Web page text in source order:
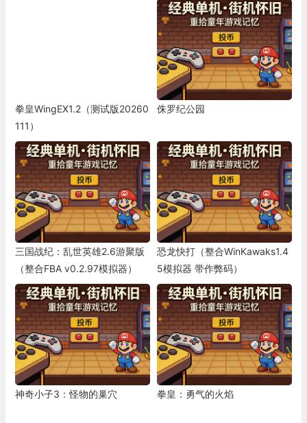
拳皇WingEX1.2（测试版20260
111）
侏罗纪公园
三国战纪：乱世英雄2.6游聚版
（整合FBA v0.2.97模拟器）
恐龙快打（整合WinKawaks1.4
5模拟器 带作弊码）
神奇小子3：怪物的巢穴 拳皇：勇气的火焰